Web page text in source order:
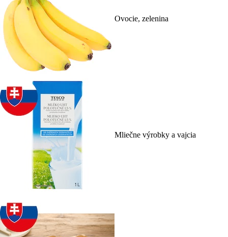
Ovocie, zelenina
Mliečne výrobky a vajcia